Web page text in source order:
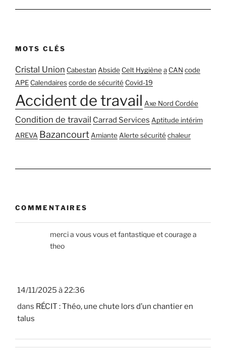
MOTS CLÉS
Cristal Union Cabestan Abside Celt Hygiènea CAN code
APE Calendairescorde de sécurité Covid-19
Accident de travail Axe Nord Cordée
Condition de travail Carrad Services Aptitude intérim
AREVA BazancourtAmianteAlerte sécuritéchaleur
COMMENTAIRES
14/11/2025 à 22:36
dans RÉCIT : Théo, une chute lors d’un chantier en
talus
merci a vous vous et fantastique et courage a
theo